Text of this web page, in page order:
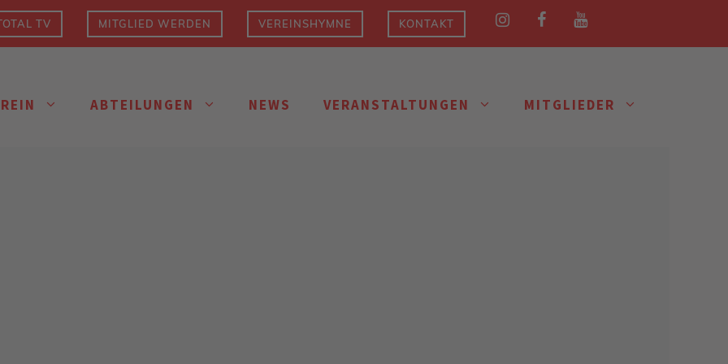
TV MITGLIED WERDEN VEREINSHYMNE KONTAKT
ABTEILUNGEN NEWS VERANSTALTUNGEN MITGLIEDER